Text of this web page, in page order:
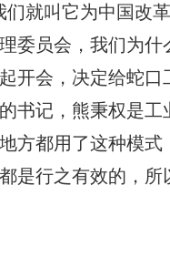
就叫它为中国改
委员会，我们为
开会，决定给蛇
书记，熊秉权是
方都用了这种模
是行之有效的，